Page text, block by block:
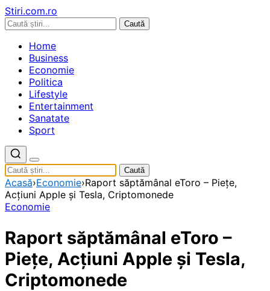
Stiri.com.ro
Caută
Home
Business
Economie
Politica
Lifestyle
Entertainment
Sanatate
Sport
Caută
Acasă›Economie›Raport săptămânal eToro – Piețe,
Acțiuni Apple și Tesla, Criptomonede
Economie
Raport săptămânal eToro –
Piețe, Acțiuni Apple și Tesla,
Criptomonede